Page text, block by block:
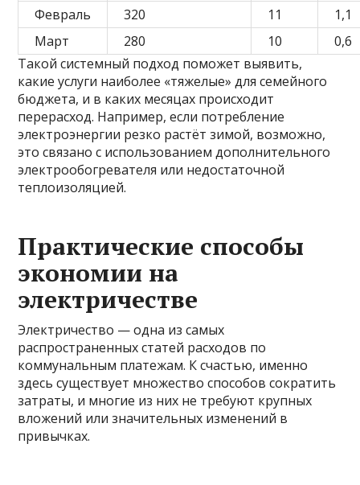
Февраль 320 11
1,1
Март
280 10
0,6
Такой системный подход поможет выявить,
какие услуги наиболее «тяжелые» для семейного
бюджета, и в каких месяцах происходит
перерасход. Например, если потребление
электроэнергии резко растёт зимой, возможно,
это связано с использованием дополнительного
электрообогревателя или недостаточной
теплоизоляцией.
Практические способы
экономии на
электричестве
Электричество — одна из самых
распространенных статей расходов по
коммунальным платежам. К счастью, именно
здесь существует множество способов сократить
затраты, и многие из них не требуют крупных
вложений или значительных изменений в
привычках.